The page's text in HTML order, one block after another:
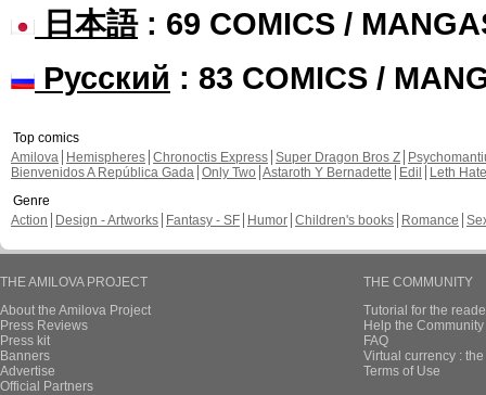
日本語: 69 COMICS /
Русский : 83 COMICS /
Top comics
Amilova
Hemispheres Chronoctis Express Super Dragon Bros Z
Bienvenidos A República Gada Only Two Astaroth Y Bernadette Edil
Leth Hate
Genre
Action
Design - Artworks Fantasy - SF Humor Children's books Romance
THE AMILOVA PROJECT
About the Amilova Project
Press Reviews
Press kit
Banners
Advertise
Official Partners
THE COMMUNITY
Tutorial for the
Help the
FAQ
Virtual currency :
Terms of Use